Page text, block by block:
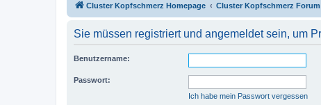
Cluster Kopfschmerz Homepage Cluster Kopfschmerz Forum
Sie müssen registriert und angemeldet sein, um
Benutzername:
Passwort:
Ich habe mein Passwort vergessen